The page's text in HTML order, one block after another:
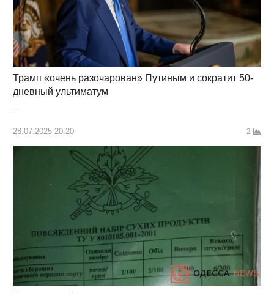
Трамп «очень разочарован» Путиным и сократит 50-
дневный ультиматум
…
28.07.2025 20:20 2